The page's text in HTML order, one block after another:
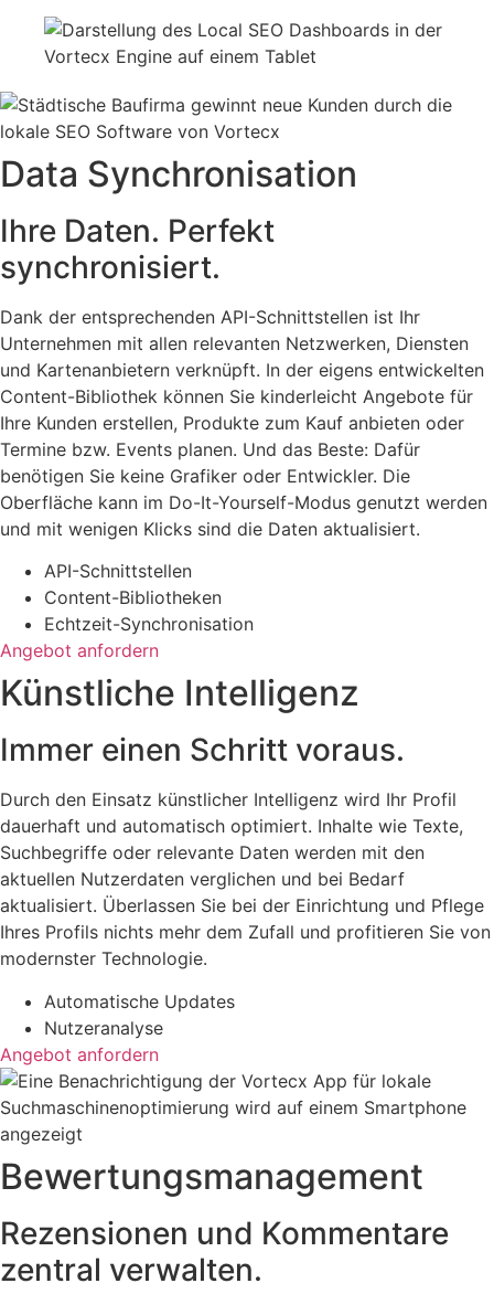
Data Synchronisation
Ihre Daten. Perfekt
synchronisiert.
Dank der entsprechenden API-Schnittstellen ist Ihr
Unternehmen mit allen relevanten Netzwerken, Diensten
und Kartenanbietern verknüpft. In der eigens entwickelten
Content-Bibliothek können Sie kinderleicht Angebote für
Ihre Kunden erstellen, Produkte zum Kauf anbieten oder
Termine bzw. Events planen. Und das Beste: Dafür
benötigen Sie keine Grafiker oder Entwickler. Die
Oberfläche kann im Do-It-Yourself-Modus genutzt werden
und mit wenigen Klicks sind die Daten aktualisiert.
API-Schnittstellen
Content-Bibliotheken
Echtzeit-Synchronisation
Angebot anfordern
Künstliche Intelligenz
Immer einen Schritt voraus.
Durch den Einsatz künstlicher Intelligenz wird Ihr Profil
dauerhaft und automatisch optimiert. Inhalte wie Texte,
Suchbegriffe oder relevante Daten werden mit den
aktuellen Nutzerdaten verglichen und bei Bedarf
aktualisiert. Überlassen Sie bei der Einrichtung und Pflege
Ihres Profils nichts mehr dem Zufall und profitieren Sie von
modernster Technologie.
Automatische Updates
Nutzeranalyse
Angebot anfordern
Bewertungs­management
Rezensionen und Kommentare
zentral verwalten.